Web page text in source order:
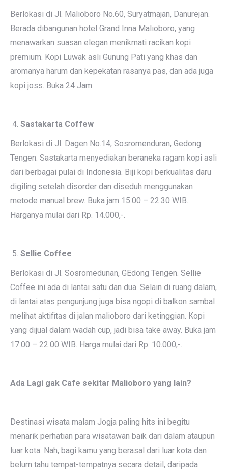
Berlokasi di Jl. Malioboro No.60, Suryatmajan, Danurejan.
Berada dibangunan hotel Grand Inna Malioboro, yang
menawarkan suasan elegan menikmati racikan kopi
premium. Kopi Luwak asli Gunung Pati yang khas dan
aromanya harum dan kepekatan rasanya pas, dan ada juga
kopi joss. Buka 24 Jam.
Sastakarta Coffew
Berlokasi di Jl. Dagen No.14, Sosromenduran, Gedong
Tengen. Sastakarta menyediakan beraneka ragam kopi asli
dari berbagai pulai di Indonesia. Biji kopi berkualitas daru
digiling setelah disorder dan diseduh menggunakan
metode manual brew. Buka jam 15:00 – 22:30 WIB.
Harganya mulai dari Rp. 14.000,-.
Sellie Coffee
Berlokasi di Jl. Sosromedunan, GEdong Tengen. Sellie
Coffee ini ada di lantai satu dan dua. Selain di ruang dalam,
di lantai atas pengunjung juga bisa ngopi di balkon sambal
melihat aktifitas di jalan malioboro dari ketinggian. Kopi
yang dijual dalam wadah cup, jadi bisa take away. Buka jam
17:00 – 22:00 WIB. Harga mulai dari Rp. 10.000,-.
Ada Lagi gak Cafe sekitar Malioboro yang lain?
Destinasi wisata malam Jogja paling hits ini begitu
menarik perhatian para wisatawan baik dari dalam ataupun
luar kota. Nah, bagi kamu yang berasal dari luar kota dan
belum tahu tempat-tempatnya secara detail, daripada